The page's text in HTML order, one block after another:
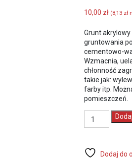
10,00 zł (8,13 zł
Grunt akrylowy
gruntowania
cementowo-
Wzmacnia,
chłonność
takie jak:
farby itp.
pomieszczeń.
ilość
MasterMas
Dodaj do